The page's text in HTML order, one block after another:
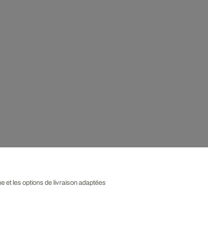
et les options de livraison adaptées